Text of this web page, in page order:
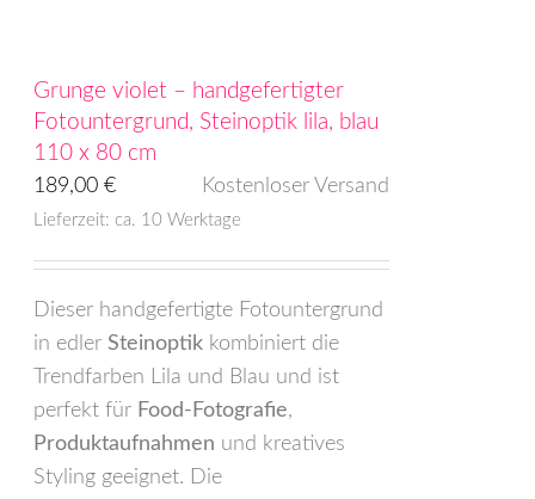
Grunge violet – handgefertigter
Fotountergrund, Steinoptik lila, blau
110 x 80 cm
189,00€ Kostenloser Versand
Lieferzeit: ca. 10 Werktage
Dieser handgefertigte Fotountergrund
in edlerSteinoptik kombiniert die
Trendfarben Lila und Blau und ist
perfekt für Food-Fotografie,
Produktaufnahmen und kreatives
Styling geeignet. Die